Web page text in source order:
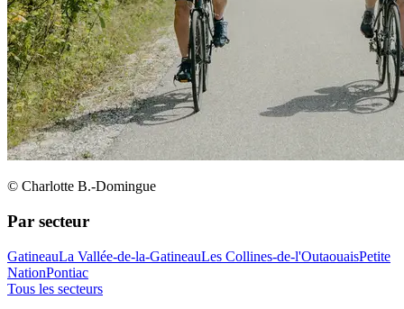
© Charlotte B.-Domingue
Par secteur
GatineauLa Vallée-de-la-GatineauLes Collines-de-l'OutaouaisPetite
NationPontiac
Tous les secteurs